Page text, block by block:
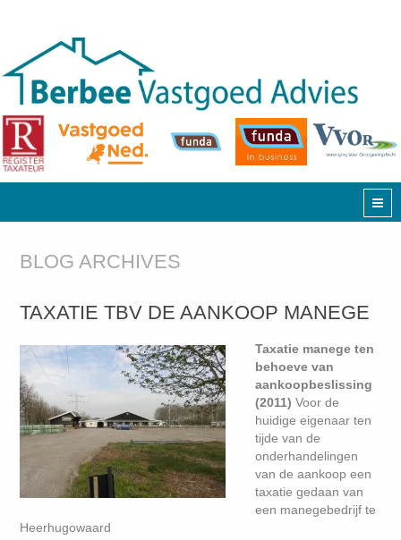
BLOG ARCHIVES
TAXATIE TBV DE AANKOOP MANEGE
Taxatie manege ten
behoeve van
aankoopbeslissing
(2011) Voor de
huidige eigenaar ten
tijde van de
onderhandelingen
van de aankoop een
taxatie gedaan van
een manegebedrijf te
Heerhugowaard